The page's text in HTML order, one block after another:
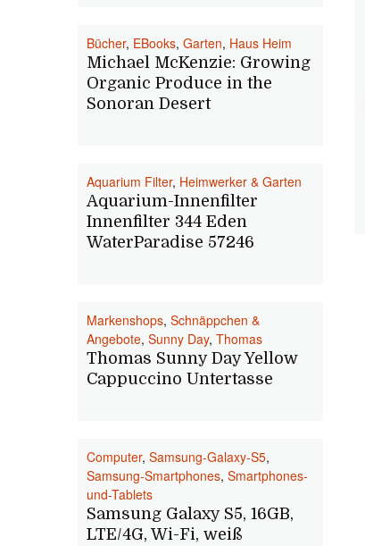
Bücher, EBooks, Garten, Haus Heim
Michael McKenzie: Growing
Organic Produce in the
Sonoran Desert
Aquarium Filter, Heimwerker & Garten
Aquarium-Innenfilter
Innenfilter 344 Eden
WaterParadise 57246
Markenshops, Schnäppchen &
Angebote, Sunny Day, Thomas
Thomas Sunny Day Yellow
Cappuccino Untertasse
Computer, Samsung-Galaxy-S5,
Samsung-Smartphones, Smartphones-
und-Tablets
Samsung Galaxy S5, 16GB,
LTE/4G, Wi-Fi, weiß